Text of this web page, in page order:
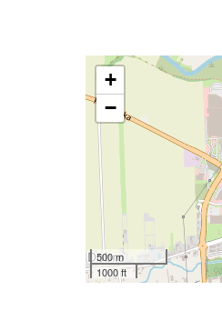
+
−
500 m
1000 ft